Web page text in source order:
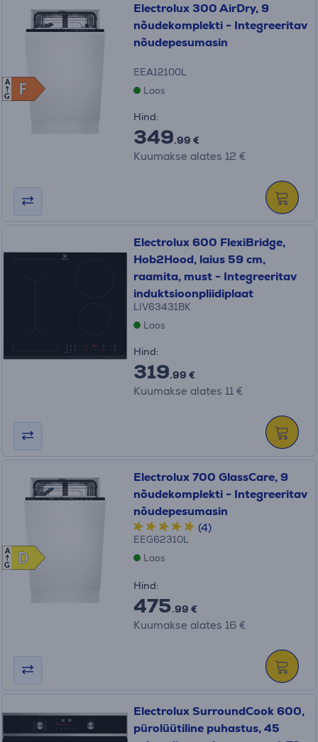
F
F
A
G
Electrolux 300 AirDry, 9
nõudekomplekti - Integreeritav
nõudepesumasin
EEA12100L
Laos
Hind:
349.99 €
Kuumakse alates 12 €
Electrolux 600 FlexiBridge,
Hob2Hood, laius 59 cm,
raamita, must - Integreeritav
induktsioonpliidiplaat
LIV63431BK
Laos
Hind:
319.99 €
Kuumakse alates 11 €
D
D
A
G
Electrolux 700 GlassCare, 9
nõudekomplekti - Integreeritav
nõudepesumasin
(4)
EEG62310L
Laos
Hind:
475.99 €
Kuumakse alates 16 €
Electrolux SurroundCook 600,
pürolüütiline puhastus, 45